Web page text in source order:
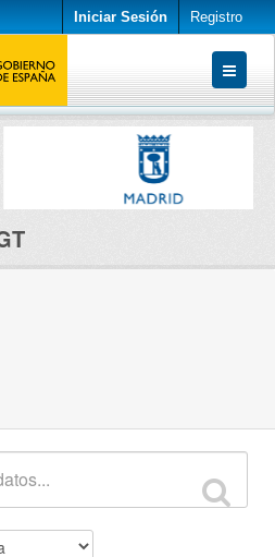
Iniciar Sesión Registro